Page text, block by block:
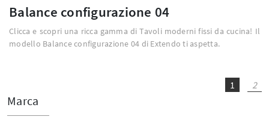
Balance configurazione 04
Clicca e scopri una ricca gamma di Tavoli moderni fissi da cucina! Il
modello Balance configurazione 04 di Extendo ti aspetta.
1 2
Marca